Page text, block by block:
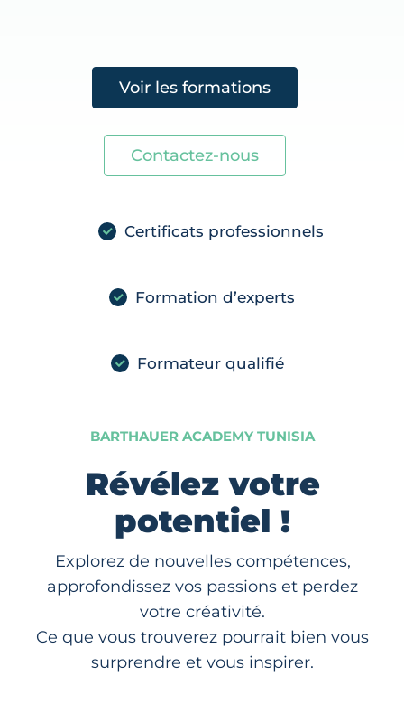
Voir les formations
Contactez-nous
Certificats professionnels
Formation d’experts
Formateur qualifié
BARTHAUER ACADEMY TUNISIA
Révélez votre
potentiel !
Explorez de nouvelles compétences,
approfondissez vos passions et perdez
votre créativité.
Ce que vous trouverez pourrait bien vous
surprendre et vous inspirer.